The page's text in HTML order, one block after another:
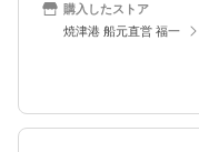
購入したストア
焼津港 船元直営 福一